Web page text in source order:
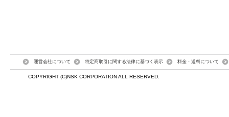
運営会社について 特定商取引に関する法律に基づく表示 料金・送料について
COPYRIGHT (C)NSK CORPORATION ALL RESERVED.